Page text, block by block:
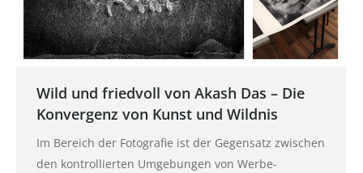
Wild und friedvoll von Akash Das – Die
Konvergenz von Kunst und Wildnis
Im Bereich der Fotografie ist der Gegensatz zwischen
den kontrollierten Umgebungen von Werbe-